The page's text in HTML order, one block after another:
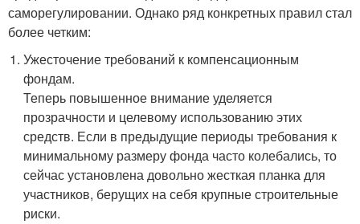
саморегулировании. Однако ряд конкретных правил стал
более четким:
Ужесточение требований к компенсационным
фондам.
Теперь повышенное внимание уделяется
прозрачности и целевому использованию этих
средств. Если в предыдущие периоды требования к
минимальному размеру фонда часто колебались, то
сейчас установлена довольно жесткая планка для
участников, берущих на себя крупные строительные
риски.